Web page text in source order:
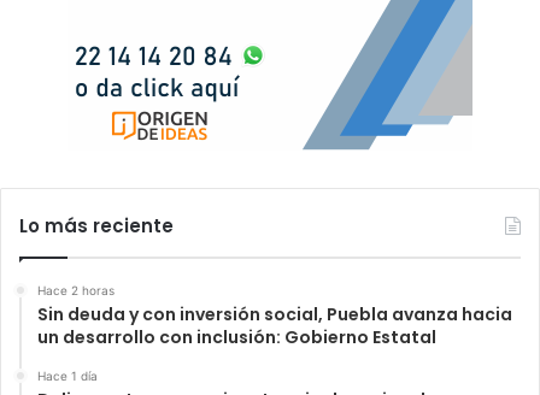
Lo más reciente
Hace 2 horas
Sin deuda y con inversión social, Puebla avanza hacia
un desarrollo con inclusión: Gobierno Estatal
Hace 1 día